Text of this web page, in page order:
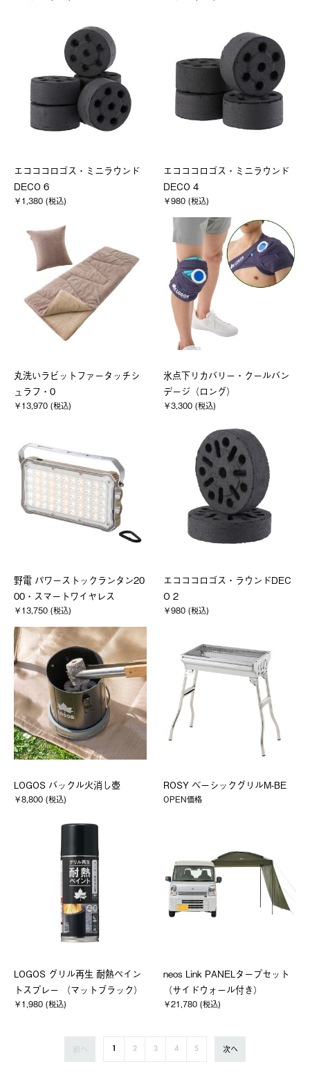
エコココロゴス・ミニラウンド
DECO 6
￥1,380 (税込)
エコココロゴス・ミニラウンド
DECO 4
￥980 (税込)
丸洗いラビットファータッチシ
ュラフ・0
￥13,970 (税込)
氷点下リカバリー・クールバン
デージ（ロング）
￥3,300 (税込)
野電 パワーストックランタン20
00・スマートワイヤレス
￥13,750 (税込)
エコココロゴス・ラウンドDEC
O 2
￥980 (税込)
LOGOS バックル火消し壺
￥8,800 (税込)
ROSY ベーシックグリルM-BE
OPEN価格
LOGOS グリル再生 耐熱ペイン
トスプレー （マットブラック）
￥1,980 (税込)
neos Link PANELタープセット
（サイドウォール付き）
￥21,780 (税込)
前へ 1 2 3 4 5 次へ